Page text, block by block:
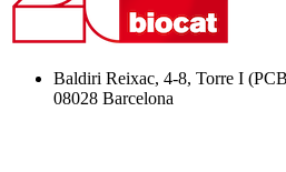
Baldiri Reixac, 4-8, Torre I
08028 Barcelona